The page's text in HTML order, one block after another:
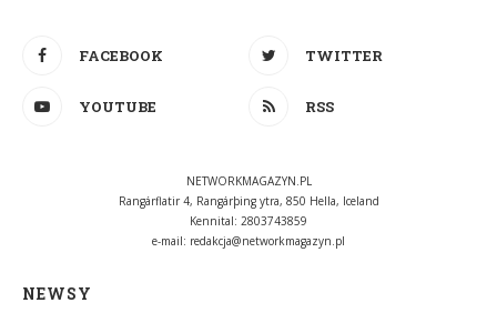
FACEBOOK TWITTER
YOUTUBE RSS
NETWORKMAGAZYN.PL
Rangárflatir 4, Rangárþing ytra, 850 Hella, Iceland
Kennital: 2803743859
e-mail: redakcja@networkmagazyn.pl
NEWSY